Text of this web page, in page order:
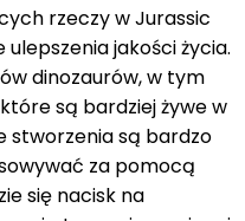
rzeczy w Jurassic
jakości życia.
dinozaurów, w tym
są bardziej żywe w
stworzenia są bardzo
za pomocą
się nacisk na